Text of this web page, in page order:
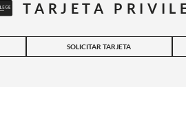
TARJETA
SOLICITAR TARJETA